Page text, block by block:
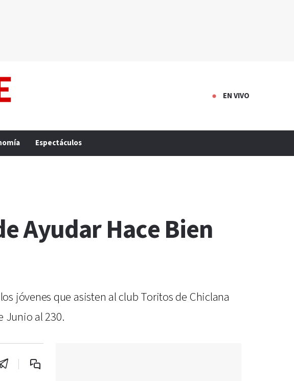
EN VIVO
Espectáculos
Ayudar Hace Bien
jóvenes que asisten al club Toritos de Chiclana
Junio al 230.